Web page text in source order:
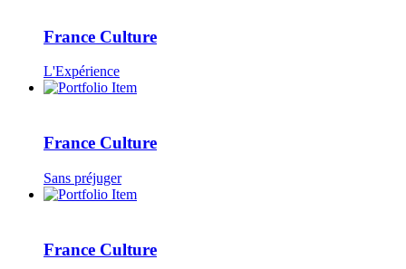
France Culture
L'Expérience
France Culture
Sans préjuger
France Culture